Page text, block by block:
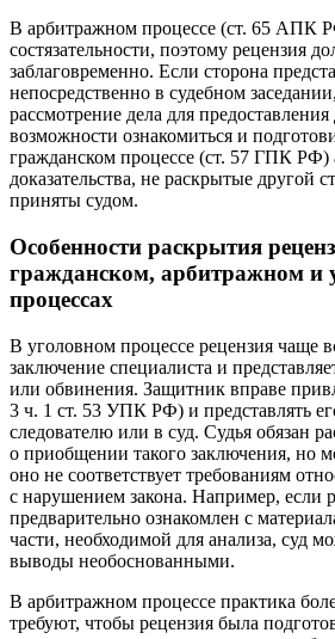
В арбитражном процессе (ст. 65 АПК
состязательности, поэтому рецензия
заблаговременно. Если сторона
непосредственно в судебном
рассмотрение дела для
возможности ознакомиться и
гражданском процессе (ст. 57 ГПК РФ)
доказательства, не раскрытые другой
приняты судом.
Особенности раскрытия
гражданском, арбитражном и
процессах
В уголовном процессе рецензия чаще
заключение специалиста и
или обвинения. Защитник вправе
3 ч. 1 ст. 53 УПК РФ) и представлять
следователю или в суд. Судья обязан
о приобщении такого заключения, но
оно не соответствует требованиям
с нарушением закона. Например, если
предварительно ознакомлен с
части, необходимой для анализа, суд
выводы необоснованными.
В арбитражном процессе практика
требуют, чтобы рецензия была